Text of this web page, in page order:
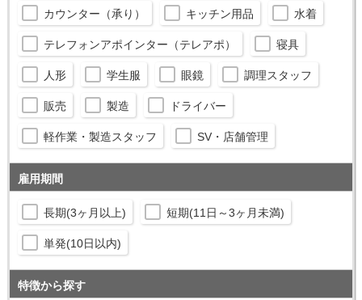
カウンター（承り） キッチン用品 水着
テレフォンアポインター（テレアポ） 寝具
人形 学生服 眼鏡 調理スタッフ
販売 製造 ドライバー
軽作業・製造スタッフ SV・店舗管理
雇用期間
長期(3ヶ月以上) 短期(11日～3ヶ月未満)
単発(10日以内)
特徴から探す